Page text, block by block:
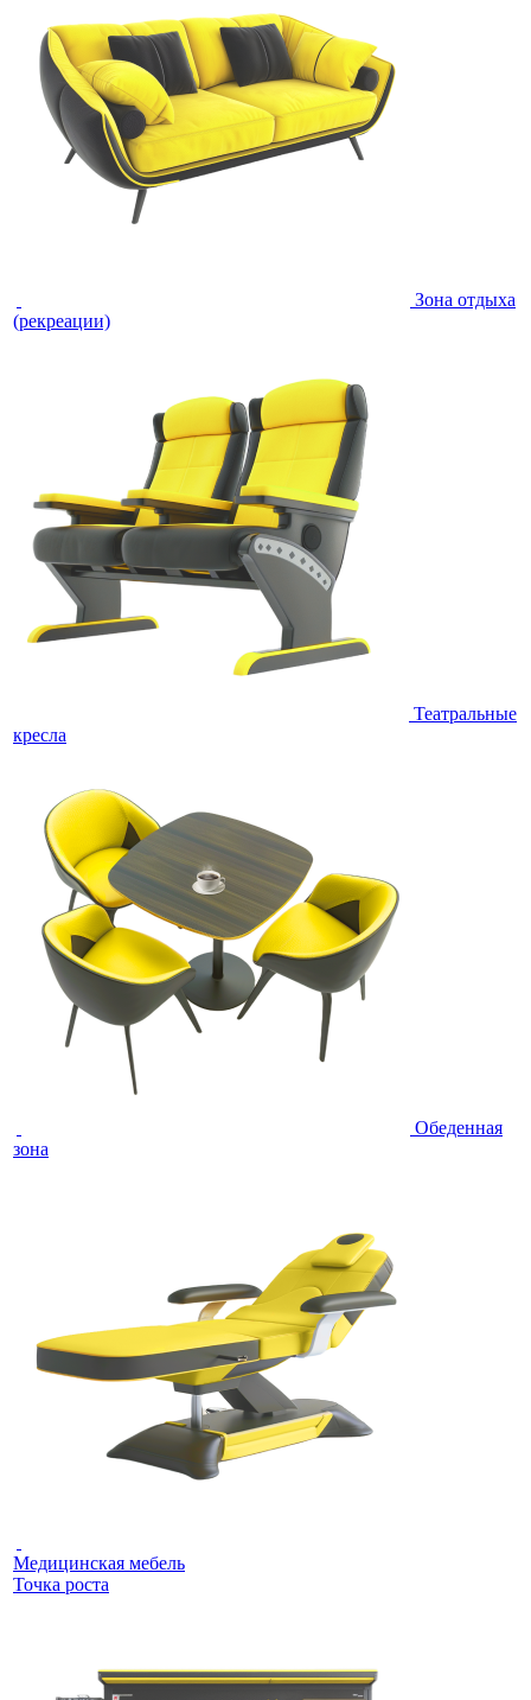
Зона отдыха
(рекреации)
Театральные
кресла
Обеденная
зона
Медицинская мебель
Точка роста